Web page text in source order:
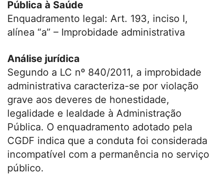
Pública à Saúde
Enquadramento legal: Art. 193, inciso I,
alínea “a” – Improbidade administrativa
Análise jurídica
Segundo a LC nº 840/2011, a improbidade
administrativa caracteriza-se por violação
grave aos deveres de honestidade,
legalidade e lealdade à Administração
Pública. O enquadramento adotado pela
CGDF indica que a conduta foi considerada
incompatível com a permanência no serviço
público.